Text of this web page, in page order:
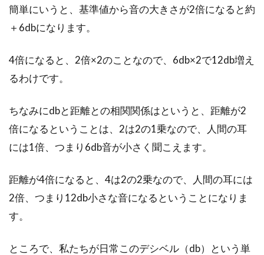
るきっかけは？
気軽に始める人が増加しています。遠距離恋愛
してい...
簡単にいうと、基準値から音の大きさが2倍になると約
＋6dbになります。
4倍になると、2倍×2のことなので、6db×2で12db増え
るわけです。
ちなみにdbと距離との相関関係はというと、距離が2
倍になるということは、2は2の1乗なので、人間の耳
には1倍、つまり6db音が小さく聞こえます。
距離が4倍になると、4は2の2乗なので、人間の耳には
2倍、つまり12db小さな音になるということになりま
す。
ところで、私たちが日常このデシベル（db）という単